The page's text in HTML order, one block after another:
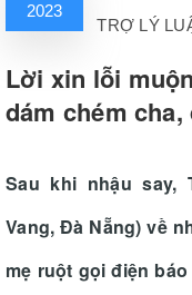
2023
TRỢ LÝ
Lời xin lỗi
dám chém cha,
Sau khi nhậu say,
Vang, Đà Nẵng) về
mẹ ruột gọi điện